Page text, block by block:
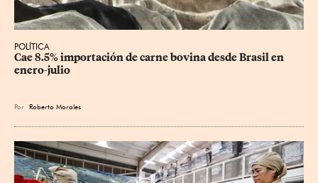
POLÍTICA
Cae 8.5% importación de carne bovina desde Brasil en
enero-julio
Por Roberto Morales